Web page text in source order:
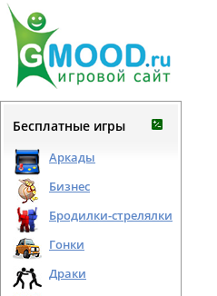
Бесплатные игры
Аркады
Бизнес
Бродилки-стрелялки
Гонки
Драки